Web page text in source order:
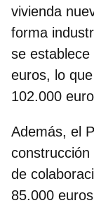
vivienda
forma
se
euros, lo
102.000
Además, el
construcción
de
85.000